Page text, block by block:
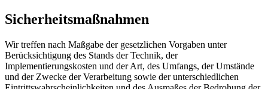
Sicherheitsmaßnahmen
Wir treffen nach Maßgabe der gesetzlichen Vorgaben unter
Berücksichtigung des Stands der Technik, der
Implementierungskosten und der Art, des Umfangs, der Umstände
und der Zwecke der Verarbeitung sowie der unterschiedlichen